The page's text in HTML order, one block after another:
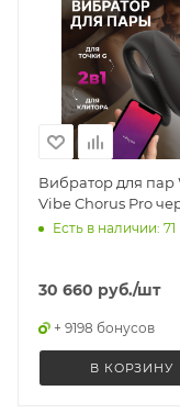
Вибратор для пар
Vibe Chorus Pro
Есть в наличии: 71
30 660 руб./шт
+ 9198 бонусов
В КОРЗИНУ